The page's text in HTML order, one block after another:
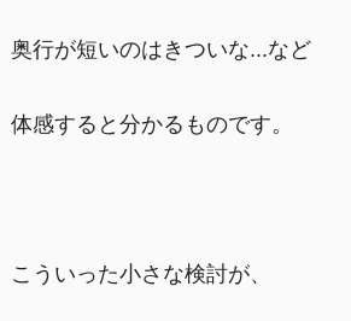
奥行が短いのはきついな...など
体感すると分かるものです。
こういった小さな検討が、